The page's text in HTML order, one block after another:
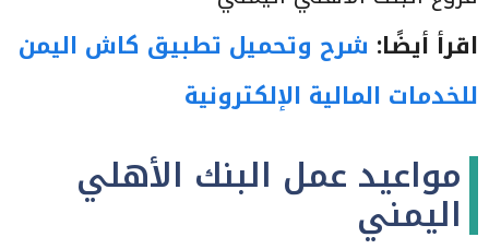
اقرأ أيضًا: شرح وتحميل تطبيق كاش اليمن
للخدمات المالية الإلكترونية
مواعيد عمل البنك الأهلي
اليمني